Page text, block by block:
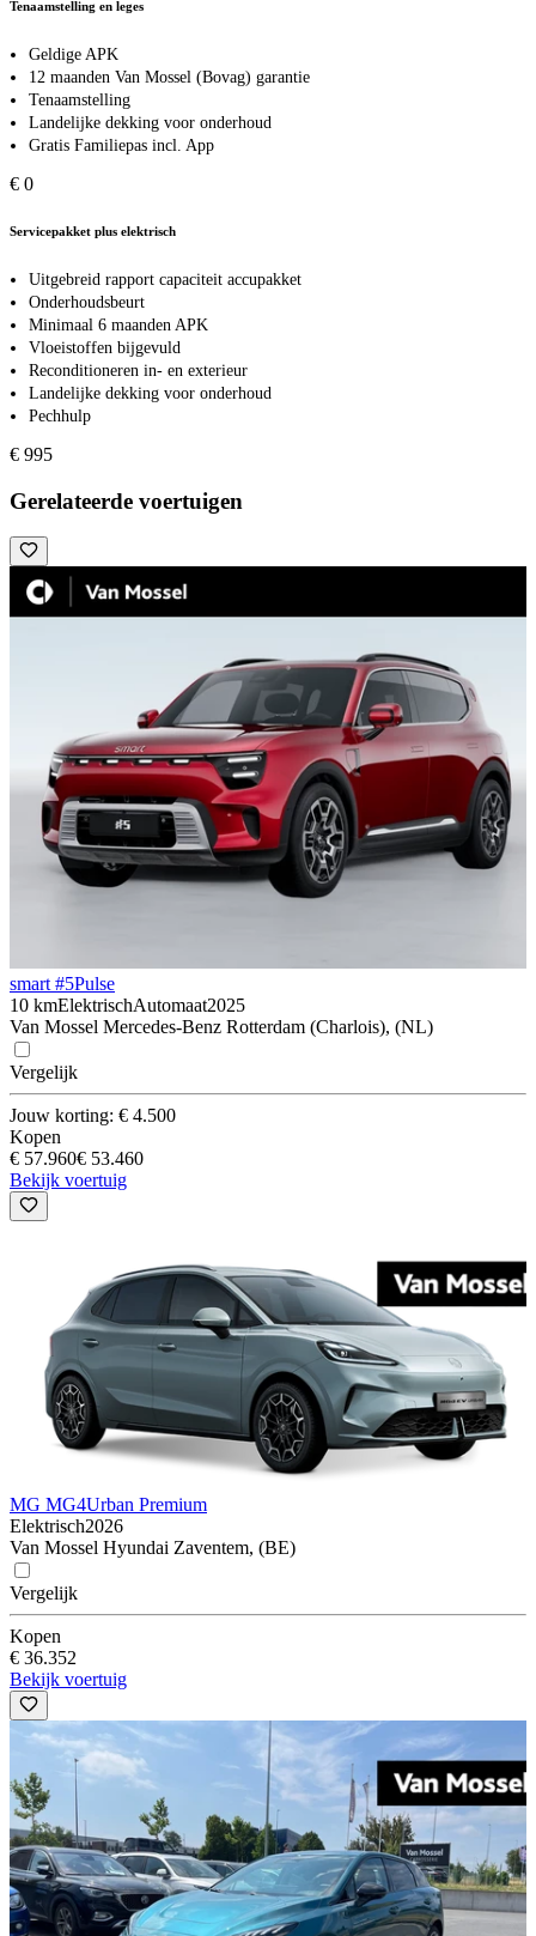
Tenaamstelling en leges
Geldige APK
12 maanden Van Mossel (Bovag) garantie
Tenaamstelling
Landelijke dekking voor onderhoud
Gratis Familiepas incl. App
€ 0
Servicepakket plus elektrisch
Uitgebreid rapport capaciteit accupakket
Onderhoudsbeurt
Minimaal 6 maanden APK
Vloeistoffen bijgevuld
Reconditioneren in- en exterieur
Landelijke dekking voor onderhoud
Pechhulp
€ 995
Gerelateerde voertuigen
smart #5Pulse
10 kmElektrischAutomaat2025
Van Mossel Mercedes-Benz Rotterdam (Charlois), (NL)
Vergelijk
Jouw korting: € 4.500
Kopen
€ 57.960€ 53.460
Bekijk voertuig
MG MG4Urban Premium
Elektrisch2026
Van Mossel Hyundai Zaventem, (BE)
Vergelijk
Kopen
€ 36.352
Bekijk voertuig